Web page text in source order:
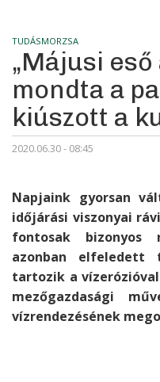
TUDÁSMORZSA
„Májusi
mondta a
kiúszott a
2020.06.30 - 08:45
Napjaink gyorsan
időjárási viszonyai
fontosak bizonyos
azonban elfeledett
tartozik a
mezőgazdasági
vízrendezésének